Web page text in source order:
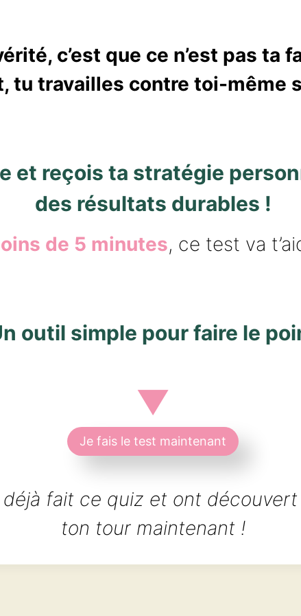
c’est que ce n’est pas ta
tu travailles contre toi-même
et reçois ta stratégie
des résultats durables !
de 5 minutes, ce test va
outil simple pour faire le
▼
Je fais le test maintenant
fait ce quiz et ont
ton tour maintenant !